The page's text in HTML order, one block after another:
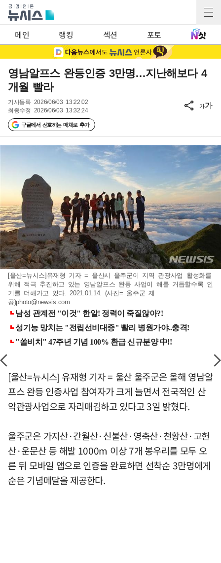
메인 랭킹 섹션 포토
영남알프스 완등인증 3만명…지난해보다 4
개월 빨라
기사등록 2026/06/03 13:22:02
최종수정 2026/06/03 13:32:24
구글에서 선호하는 매체로 추가
가가
[울산=뉴시스]유재형 기자 = 울산시 울주군이 지역 관광사업 활성화를
위해 적극 추진하고 있는 영남알프스 완등 사업이 해를 거듭할수록 인
기를 더해가고 있다. 2021.01.14. (사진= 울주군 제
공)photo@newsis.com
[울산=뉴시스] 유재형 기자 = 울산 울주군은 올해 영남알
프스 완등 인증사업 참여자가 크게 늘면서 전국적인 산
악관광사업으로 자리매김하고 있다고 3일 밝혔다.
울주군은 가지산·간월산·신불산·영축산·천황산·고헌
산·운문산 등 해발 1000m 이상 7개 봉우리를 모두 오
른 뒤 모바일 앱으로 인증을 완료하면 선착순 3만명에게
순은 기념메달을 제공한다.